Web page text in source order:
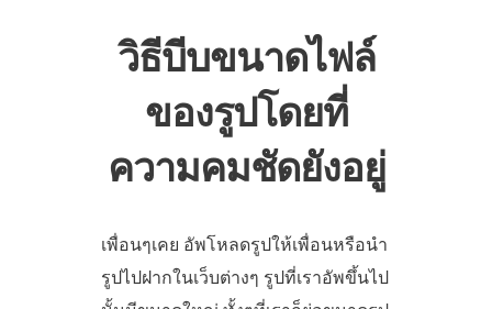
วิธีบีบขนาดไฟล์
ของรูปโดยที่
ความคมชัดยังอยู่
เพื่อนๆเคย อัพโหลดรูปให้เพื่อนหรือนำ
รูปไปฝากในเว็บต่างๆ รูปที่เราอัพขึ้นไป